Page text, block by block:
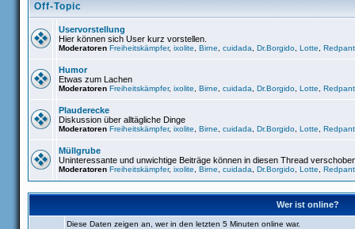
Off-Topic
Uservorstellung
Hier können sich User kurz vorstellen.
Moderatoren Freiheitskämpfer, ixolite Birne cuidada Dr.Borgido Lotte
Humor
Etwas zum Lachen
Moderatoren Freiheitskämpfer, ixolite Birne cuidada Dr.Borgido Lotte
Plauderecke
Diskussion über alltägliche Dinge
Moderatoren Freiheitskämpfer, ixolite Birne cuidada Dr.Borgido Lotte
Müllgrube
Uninteressante und unwichtige Beiträge können in diesen Thread
Moderatoren Freiheitskämpfer, ixolite Birne cuidada Dr.Borgido Lotte
Wer ist online?
Diese Daten zeigen an, wer in den letzten 5 Minuten online war.